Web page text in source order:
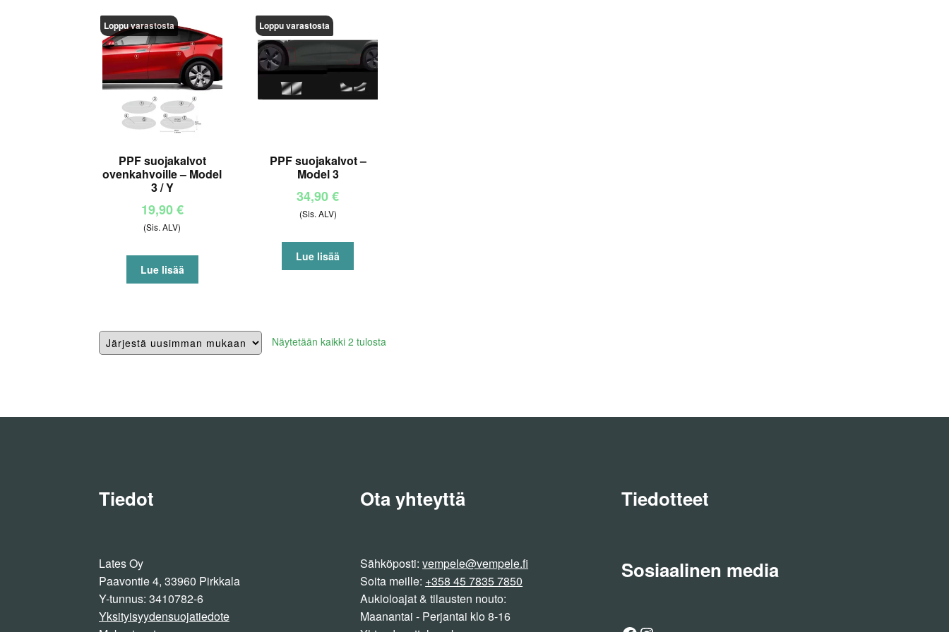
Loppu varastosta
PPF suojakalvot
ovenkahvoille – Model
3 / Y
19,90€
(Sis. ALV)
Lue lisää
Loppu varastosta
PPF suojakalvot –
Model 3
34,90€
(Sis. ALV)
Lue lisää
Näytetään kaikki 2 tulosta
Tiedot
Lates Oy
Paavontie 4, 33960 Pirkkala
Y-tunnus: 3410782-6
Yksityisyydensuojatiedote
Ota yhteyttä
Sähköposti:vempele@vempele.fi
Soita meille: +358 45 7835 7850
Aukioloajat & tilausten nouto:
Maanantai - Perjantai klo 8-16
Tiedotteet
Sosiaalinen media